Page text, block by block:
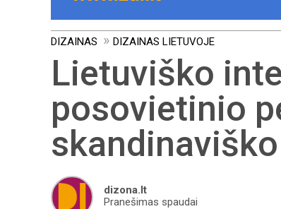
DIZAINAS DIZAINAS LIETUVOJE
Lietuviško
posovietinio
dizona.lt
Pranešimas spaudai